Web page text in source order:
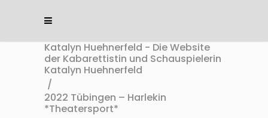
Katalyn Huehnerfeld - Die Website
der Kabarettistin und Schauspielerin
Katalyn Huehnerfeld
/
2022 Tübingen – Harlekin
*Theatersport*